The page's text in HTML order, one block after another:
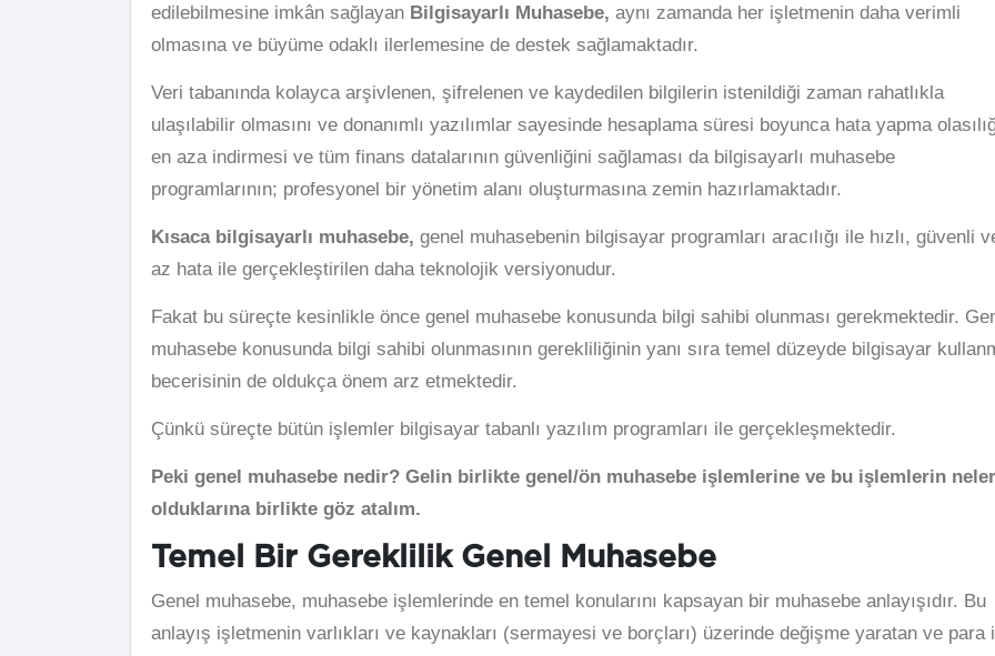
edilebilmesine imkân sağlayan Bilgisayarlı Muhasebe, aynı zamanda her işletmenin daha verimli
olmasına ve büyüme odaklı ilerlemesine de destek sağlamaktadır.
Veri tabanında kolayca arşivlenen, şifrelenen ve kaydedilen bilgilerin istenildiği zaman rahatlıkla
ulaşılabilir olmasını ve donanımlı yazılımlar sayesinde hesaplama süresi boyunca hata yapma
en aza indirmesi ve tüm finans datalarının güvenliğini sağlaması da bilgisayarlı muhasebe
programlarının; profesyonel bir yönetim alanı oluşturmasına zemin hazırlamaktadır.
Kısaca bilgisayarlı muhasebe, genel muhasebenin bilgisayar programları aracılığı ile hızlı, güvenli
az hata ile gerçekleştirilen daha teknolojik versiyonudur.
Fakat bu süreçte kesinlikle önce genel muhasebe konusunda bilgi sahibi olunması gerekmektedir.
muhasebe konusunda bilgi sahibi olunmasının gerekliliğinin yanı sıra temel düzeyde bilgisayar
becerisinin de oldukça önem arz etmektedir.
Çünkü süreçte bütün işlemler bilgisayar tabanlı yazılım programları ile gerçekleşmektedir.
Peki genel muhasebe nedir? Gelin birlikte genel/ön muhasebe işlemlerine ve bu işlemlerin neler
olduklarına birlikte göz atalım.
Temel Bir Gereklilik Genel Muhasebe
Genel muhasebe, muhasebe işlemlerinde en temel konularını kapsayan bir muhasebe anlayışıdır. Bu
anlayış işletmenin varlıkları ve kaynakları (sermayesi ve borçları) üzerinde değişme yaratan ve para